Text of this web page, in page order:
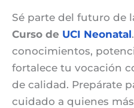
Sé parte del futuro de
Curso de UCI Neonatal
conocimientos,
fortalece tu vocación
de calidad. Prepárate
cuidado a quienes